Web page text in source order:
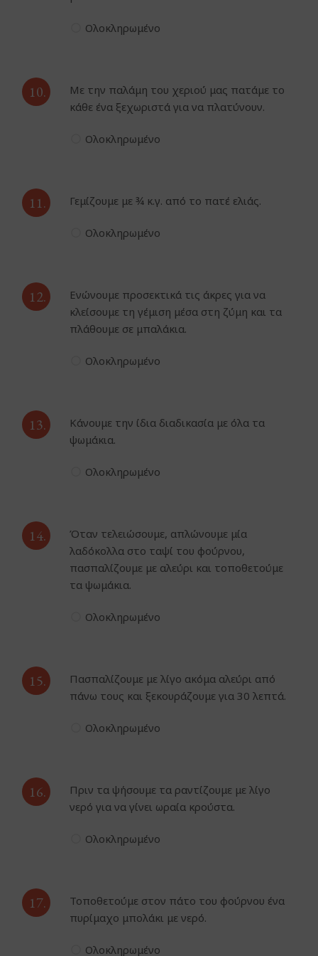
Ολοκληρωμένο
10.
Με την παλάμη του χεριού μας πατάμε το
κάθε ένα ξεχωριστά για να πλατύνουν.
Ολοκληρωμένο
11. Γεμίζουμε με ¾ κ.γ. από το πατέ ελιάς.
Ολοκληρωμένο
12.
Ενώνουμε προσεκτικά τις άκρες για να
κλείσουμε τη γέμιση μέσα στη ζύμη και τα
πλάθουμε σε μπαλάκια.
Ολοκληρωμένο
13.
Κάνουμε την ίδια διαδικασία με όλα τα
ψωμάκια.
Ολοκληρωμένο
14.
Όταν τελειώσουμε, απλώνουμε μία
λαδόκολλα στο ταψί του φούρνου,
πασπαλίζουμε με αλεύρι και τοποθετούμε
τα ψωμάκια.
Ολοκληρωμένο
15.
Πασπαλίζουμε με λίγο ακόμα αλεύρι από
πάνω τους και ξεκουράζουμε για 30 λεπτά.
Ολοκληρωμένο
16.
Πριν τα ψήσουμε τα ραντίζουμε με λίγο
νερό για να γίνει ωραία κρούστα.
Ολοκληρωμένο
17.
Τοποθετούμε στον πάτο του φούρνου ένα
πυρίμαχο μπολάκι με νερό.
Ολοκληρωμένο